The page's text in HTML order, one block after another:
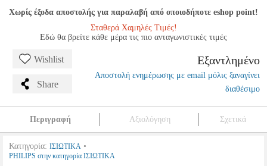
Χωρίς έξοδα αποστολής για παραλαβή από οποιοδήποτε eshop point!
Σταθερά Χαμηλές Τιμές!
Εδώ θα βρείτε κάθε μέρα τις πιο ανταγωνιστικές τιμές
Wishlist
Share
Εξαντλημένο
Αποστολή ενημέρωσης με email μόλις ξαναγίνει
διαθέσιμο
Περιγραφή Αξιολόγηση Σχετικά
Κατηγορία: ΙΣΙΩΤΙΚΑ •
PHILIPS στην κατηγορία ΙΣΙΩΤΙΚΑ